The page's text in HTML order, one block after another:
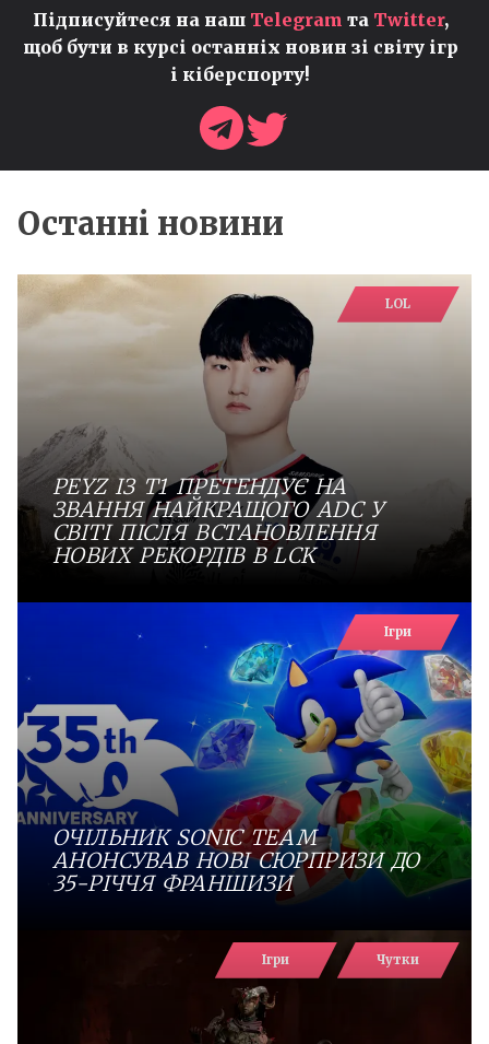
Підписуйтеся на наш Telegram та Twitter,
щоб бути в курсі останніх новин зі світу ігр
і кіберспорту!
Останні новини
LOL
PEYZ ІЗ T1 ПРЕТЕНДУЄ НА
ЗВАННЯ НАЙКРАЩОГО ADC У
СВІТІ ПІСЛЯ ВСТАНОВЛЕННЯ
НОВИХ РЕКОРДІВ В LCK
Ігри
ОЧІЛЬНИК SONIC TEAM
АНОНСУВАВ НОВІ СЮРПРИЗИ ДО
35-РІЧЧЯ ФРАНШИЗИ
Ігри Чутки